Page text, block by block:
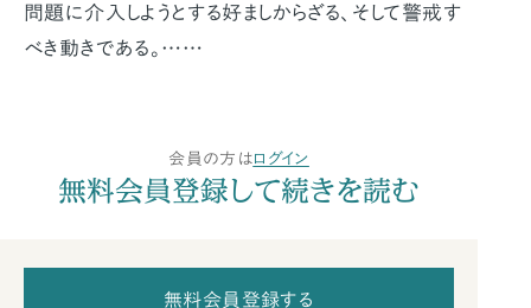
問題に介入しようとする好ましからざる、そして警戒す
べき動きである。……
会員の方はログイン
無料会員登録して続きを読む
無料会員登録する